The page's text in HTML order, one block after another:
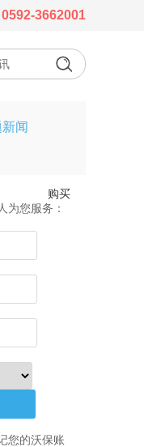
0592-3662001
闻
购买
为您服务：
您的沃保账